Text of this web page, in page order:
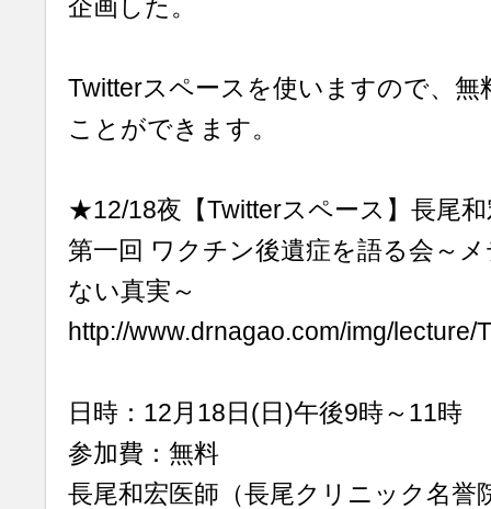
企画した。
Twitterスペースを使いますので、
ことができます。
★12/18夜【Twitterスペース】長尾和
第一回 ワクチン後遺症を語る会～
ない真実～
http://www.drnagao.com/img/lecture/
日時：12月18日(日)午後9時～11時
参加費：無料
長尾和宏医師（長尾クリニック名誉